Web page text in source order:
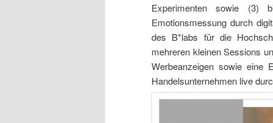
Experimenten sowie (3)
Emotionsmessung durch
des B*labs für die
mehreren kleinen Sessions
Werbeanzeigen sowie eine
Handelsunternehmen live